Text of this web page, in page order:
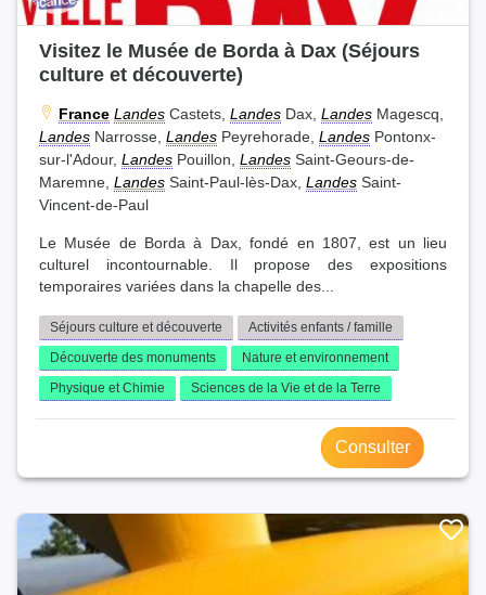
Visitez le Musée de Borda à Dax (Séjours
culture et découverte)
France Landes Castets, Landes Dax, Landes Magescq,
Landes Narrosse, Landes Peyrehorade, Landes Pontonx-
sur-l'Adour, Landes Pouillon, Landes Saint-Geours-de-
Maremne, Landes Saint-Paul-lès-Dax, Landes Saint-
Vincent-de-Paul
Le Musée de Borda à Dax, fondé en 1807, est un lieu
culturel incontournable. Il propose des expositions
temporaires variées dans la chapelle des...
Séjours culture et découverte
Activités enfants / famille
Découverte des monuments
Nature et environnement
Physique et Chimie
Sciences de la Vie et de la Terre
Consulter